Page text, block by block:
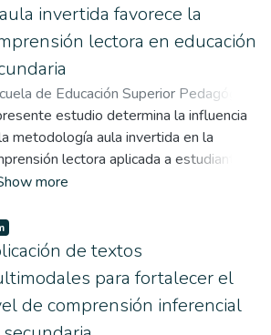
invertida favorece la
lectora en educación
de Educación Superior Pedagógica
Monterrico, 2026-03-20 )Champac
Erika Geralldine;Flores Luque,
Dayhann;Lorenzo Soria, Nadia
;Taico Rojas, Ariana Janis
Superior Pedagógica Pública
estudio determina la influencia
metodología aula invertida en la
lectora aplicada a estudiantes
grado de secundaria de una
Lima. Se utilizó un enfoque
con un diseño cuasi
en el que participaron dos
de estudiantes: el grupo
en el cual se empleó la
more
de textos
para fortalecer el
de comprensión inferencial